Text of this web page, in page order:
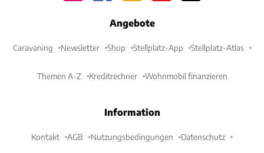
Angebote
Caravaning Newsletter Shop Stellplatz-App Stellplatz-Atlas
Themen A-Z Kreditrechner Wohnmobil finanzieren
Information
Kontakt AGB Nutzungsbedingungen Datenschutz